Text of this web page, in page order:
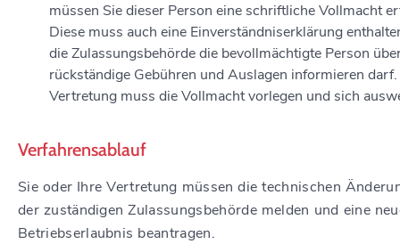
müssen Sie dieser Person eine schriftliche Vollmacht
Diese muss auch eine Einverständniserklärung
die Zulassungsbehörde die bevollmächtigte Person
rückständige Gebühren und Auslagen informieren
Vertretung muss die Vollmacht vorlegen und sich
Verfahrensablauf
Sie oder Ihre Vertretung müssen die technischen
der zuständigen Zulassungsbehörde melden und eine
Betriebserlaubnis beantragen.